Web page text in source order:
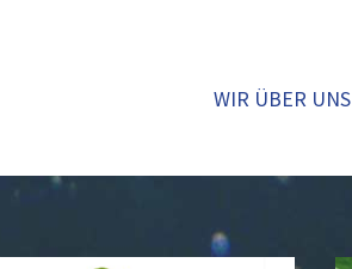
WIR ÜBER UNS